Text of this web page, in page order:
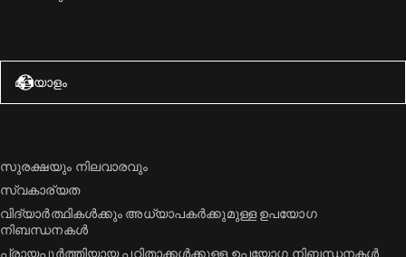
മലയാളം
സുരക്ഷയും നിലവാരവും
സ്വകാര്യത
വിദ്യാർത്ഥികൾക്കും അധ്യാപകർക്കുമുള്ള ഉപയോഗ
നിബന്ധനകൾ
പ്രായപൂർത്തിയായ പഠിതാക്കൾക്കുള്ള ഉപയോഗ നിബന്ധനകൾ